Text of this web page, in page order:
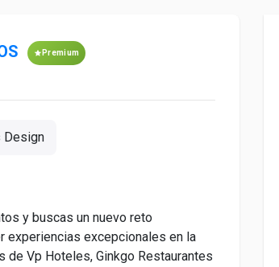
Premium
Design
y buscas un nuevo reto
experiencias excepcionales en la
de Vp Hoteles, Ginkgo Restaurantes